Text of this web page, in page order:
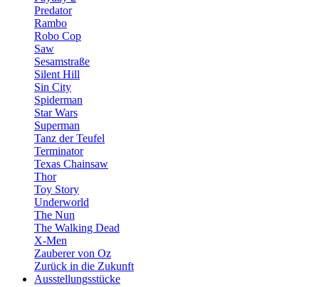
Predator
Rambo
Robo Cop
Saw
Sesamstraße
Silent Hill
Sin City
Spiderman
Star Wars
Superman
Tanz der Teufel
Terminator
Texas Chainsaw
Thor
Toy Story
Underworld
The Nun
The Walking Dead
X-Men
Zauberer von Oz
Zurück in die Zukunft
Ausstellungsstücke